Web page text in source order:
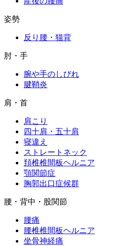
姿勢
反り腰・猫背
肘・手
腕や手のしびれ
腱鞘炎
肩・首
肩こり
四十肩・五十肩
寝違え
ストレートネック
頚椎椎間板ヘルニア
顎関節症
胸郭出口症候群
腰・背中・股関節
腰痛
腰椎椎間板ヘルニア
坐骨神経痛